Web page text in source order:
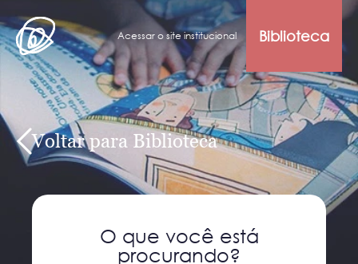
Acessar o site institucional Biblioteca
Voltar para Biblioteca
O que você está
procurando?